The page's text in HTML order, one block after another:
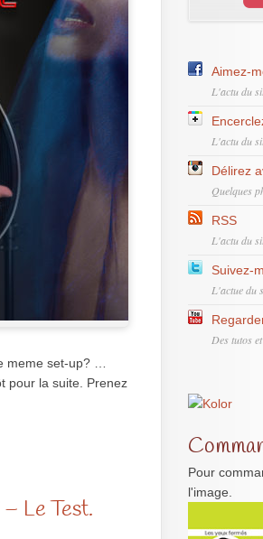
meme set-up? …
pour la suite. Prenez
Le Test.
Aimez-
L'actu du
L'actu du
Délirez
Quelques
RSS
L'actu du
Suivez-
L'actue du
Des tutos
Pour
l'image.